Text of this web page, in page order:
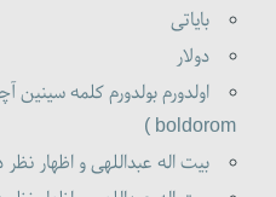
بایاتی
دولار
boldorom )
بیت اله عبداللهی و اظهار نظر در